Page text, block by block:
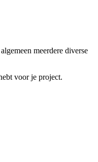
meerdere diverse
voor je project.